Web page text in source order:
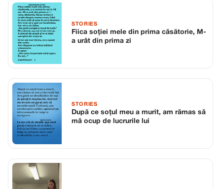
STORIES
Fiica soției mele din prima căsătorie, M-
a urât din prima zi
STORIES
După ce soțul meu a murit, am rămas să
mă ocup de lucrurile lui